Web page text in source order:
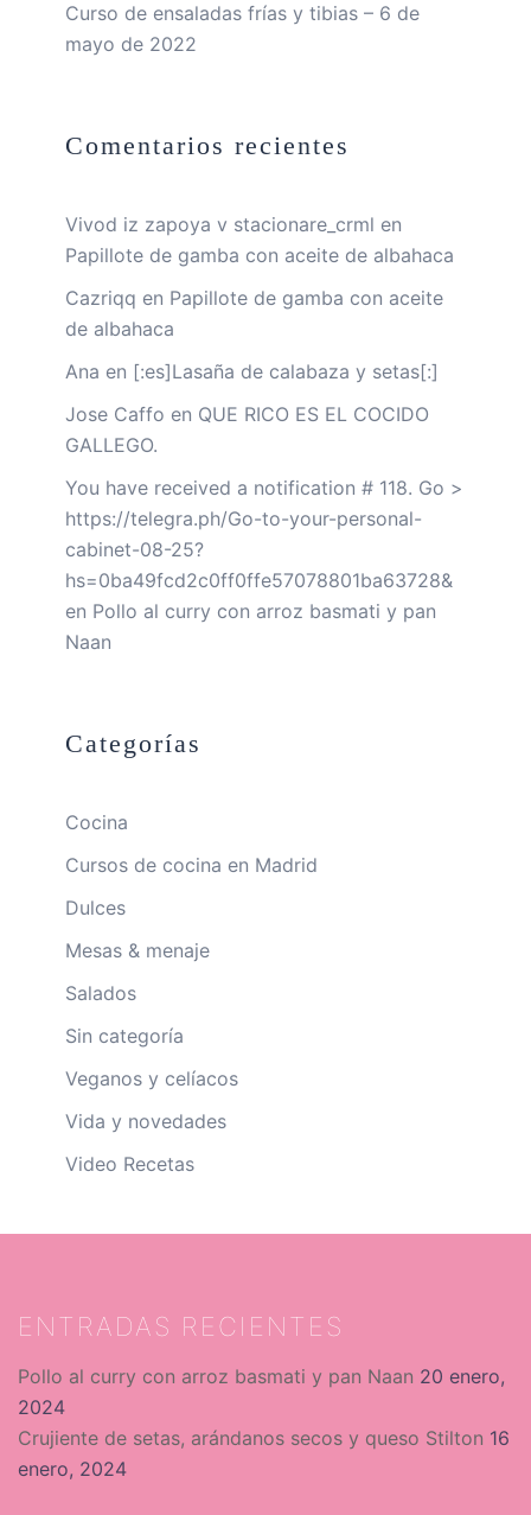
Curso de ensaladas frías y tibias – 6 de
mayo de 2022
Comentarios recientes
Vivod iz zapoya v stacionare_crml en
Papillote de gamba con aceite de albahaca
Cazriqq en Papillote de gamba con aceite
de albahaca
Ana en [:es]Lasaña de calabaza y setas[:]
Jose Caffo en QUE RICO ES EL COCIDO
GALLEGO.
You have received a notification # 118. Go >
https://telegra.ph/Go-to-your-personal-
cabinet-08-25?
hs=0ba49fcd2c0ff0ffe57078801ba63728&
en Pollo al curry con arroz basmati y pan
Naan
Categorías
Cocina
Cursos de cocina en Madrid
Dulces
Mesas & menaje
Salados
Sin categoría
Veganos y celíacos
Vida y novedades
Video Recetas
ENTRADAS RECIENTES
Pollo al curry con arroz basmati y pan Naan 20 enero,
2024
Crujiente de setas, arándanos secos y queso Stilton 16
enero, 2024